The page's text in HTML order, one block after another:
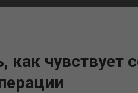
как чувствует